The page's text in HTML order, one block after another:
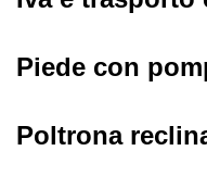
Piede con
Poltrona